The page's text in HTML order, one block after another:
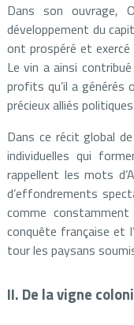
Dans son ouvrage,
développement du
ont prospéré et
Le vin a ainsi
profits qu’il a générés
précieux alliés
Dans ce récit global
individuelles qui
rappellent les mots
d’effondrements
comme
conquête française et
tour les paysans
II. De la vigne